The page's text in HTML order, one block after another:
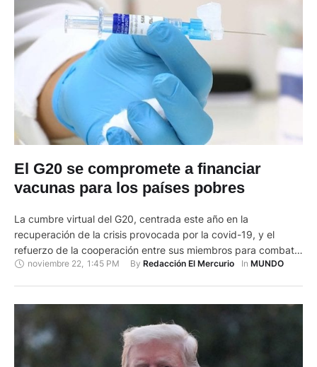
El G20 se compromete a financiar
vacunas para los países pobres
La cumbre virtual del G20, centrada este año en la
recuperación de la crisis provocada por la covid-19, y el
refuerzo de la cooperación entre sus miembros para combatir
la pandemia, terminó este domingo con el compromiso de
compromiso para …
noviembre 22 1:45 PM By Redacción El Mercurio In MUNDO